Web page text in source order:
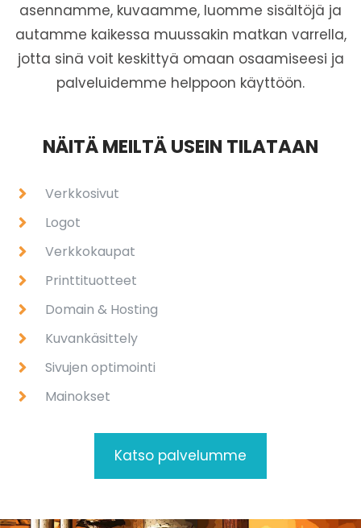
asennamme, kuvaamme, luomme sisältöjä ja
autamme kaikessa muussakin matkan varrella,
jotta sinä voit keskittyä omaan osaamiseesi ja
palveluidemme helppoon käyttöön.
NÄITÄ MEILTÄ USEIN TILATAAN
Verkkosivut
Logot
Verkkokaupat
Printtituotteet
Domain & Hosting
Kuvankäsittely
Sivujen optimointi
Mainokset
Katso palvelumme